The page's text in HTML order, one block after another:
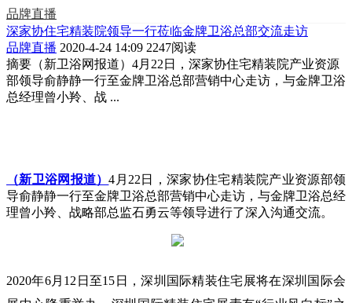
品牌直播
深家协住宅精装院领导一行莅临金牌卫浴总部交流走访
品牌直播 2020-4-24 14:09 2247阅读
摘要 （新卫浴网报道）4月22日，深家协住宅精装院产业资源
部领导俞静静一行至金牌卫浴总部营销中心走访，与金牌卫浴
总经理曾小羚、战 ...
（新卫浴网报道）4月22日，深家协住宅精装院产业资源部领
导俞静静一行至金牌卫浴总部营销中心走访，与金牌卫浴总经
理曾小羚、战略部总监石勇云等领导进行了深入沟通交流。
2020年6月12日至15日，深圳国际精装住宅展将在深圳国际会